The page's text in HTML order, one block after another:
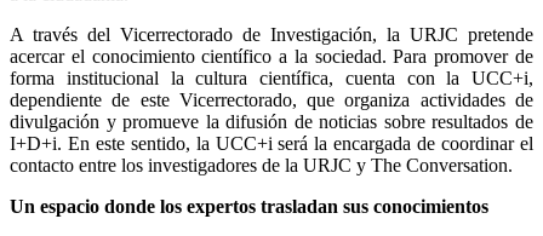
A través del Vicerrectorado de Investigación, la URJC pretende
acercar el conocimiento científico a la sociedad. Para promover de
forma institucional la cultura científica, cuenta con la UCC+i,
dependiente de este Vicerrectorado, que organiza actividades de
divulgación y promueve la difusión de noticias sobre resultados de
I+D+i. En este sentido, la UCC+i será la encargada de coordinar el
contacto entre los investigadores de la URJC y The Conversation.
Un espacio donde los expertos trasladan sus conocimientos